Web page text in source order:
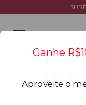
Ganhe
Aproveite o